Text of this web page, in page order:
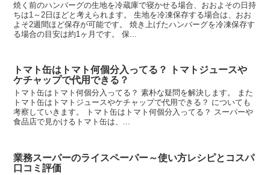
焼く前のハンバーグの生地を冷蔵庫で寝かせる場合、おおよその日持
ちは1～2日ほどと考えられます。 生地を冷凍保存する場合は、おお
よそ2週間ほど保存が可能です。 焼き上げたハンバーグを冷凍保存す
る場合の目安は約1ヶ月です。 保...
トマト缶はトマト何個分入ってる？ トマトジュースや
ケチャップで代用できる？
トマト缶はトマト何個分入ってる？ 素朴な疑問を解決します。 また
トマト缶はトマトジュースやケチャップで代用できる？ についても
考察していきます。 トマト缶はトマト何個分入ってる？ スーパーや
食品店で見かけるトマト缶は、...
業務スーパーのライスペーパー～使い方レシピとコスパ
口コミ評価